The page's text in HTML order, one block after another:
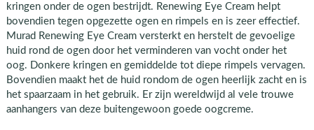
kringen onder de ogen bestrijdt. Renewing Eye Cream helpt
bovendien tegen opgezette ogen en rimpels en is zeer effectief.
Murad Renewing Eye Cream versterkt en herstelt de gevoelige
huid rond de ogen door het verminderen van vocht onder het
oog. Donkere kringen en gemiddelde tot diepe rimpels vervagen.
Bovendien maakt het de huid rondom de ogen heerlijk zacht en is
het spaarzaam in het gebruik. Er zijn wereldwijd al vele trouwe
aanhangers van deze buitengewoon goede oogcreme.